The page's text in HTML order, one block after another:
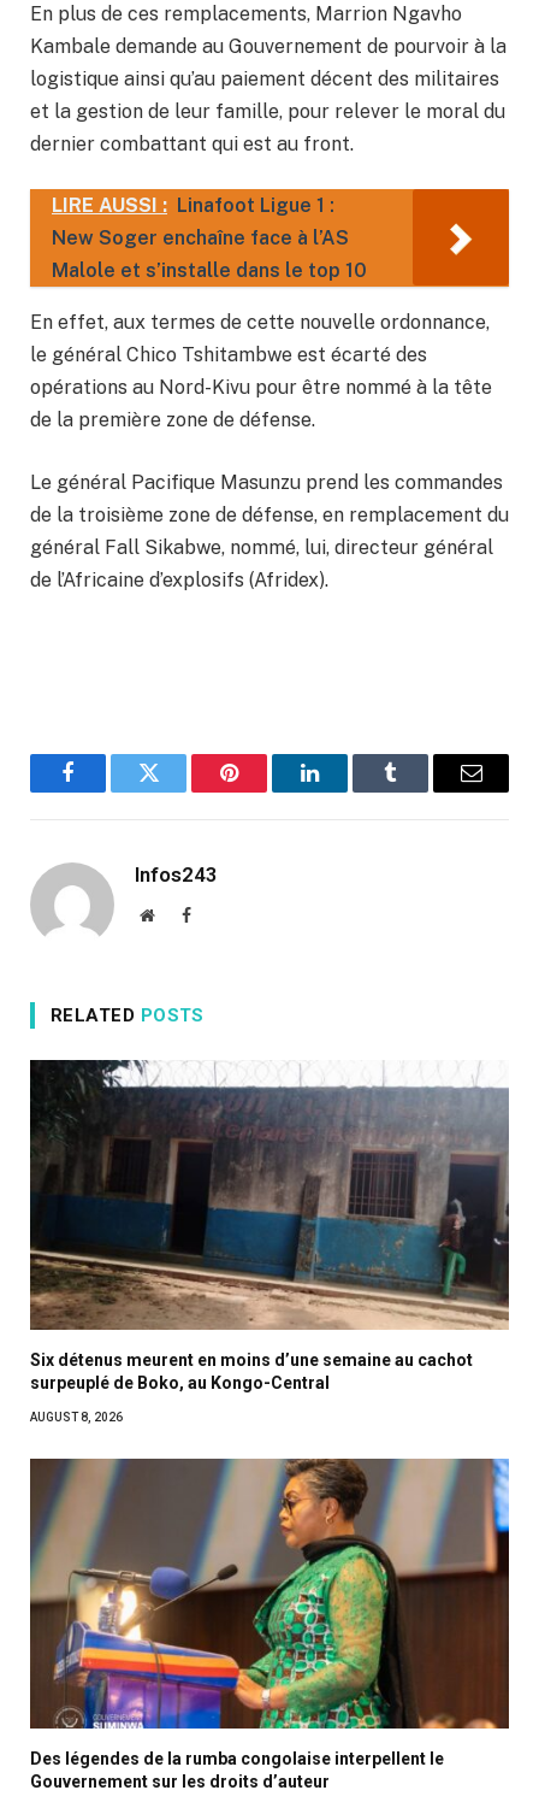
En plus de ces remplacements, Marrion Ngavho
Kambale demande au Gouvernement de pourvoir à la
logistique ainsi qu’au paiement décent des militaires
et la gestion de leur famille, pour relever le moral du
dernier combattant qui est au front.
LIRE AUSSI : Linafoot Ligue 1 :
New Soger enchaîne face à l’AS
Malole et s’installe dans le top 10
En effet, aux termes de cette nouvelle ordonnance,
le général Chico Tshitambwe est écarté des
opérations au Nord-Kivu pour être nommé à la tête
de la première zone de défense.
Le général Pacifique Masunzu prend les commandes
de la troisième zone de défense, en remplacement du
général Fall Sikabwe, nommé, lui, directeur général
de l’Africaine d’explosifs (Afridex).
FacebookTwitter Pinterest LinkedInTumblr Email
Infos243
WebsiteFacebook
RELATED POSTS
Six détenus meurent en moins d’une semaine au cachot
surpeuplé de Boko, au Kongo-Central
AUGUST 8, 2026
Des légendes de la rumba congolaise interpellent le
Gouvernement sur les droits d’auteur